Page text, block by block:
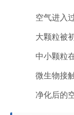
空气进入
大颗粒被
中小颗粒
微生物接
净化后的